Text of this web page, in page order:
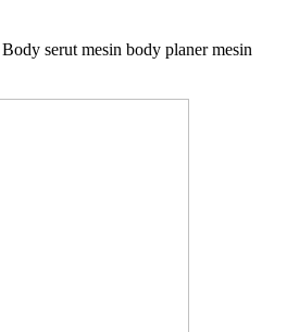
Body serut mesin body planer mesin